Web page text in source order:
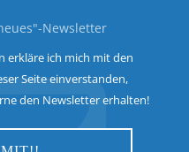
Newsletter
erkläre ich mich mit den
Seite einverstanden,
den Newsletter erhalten!